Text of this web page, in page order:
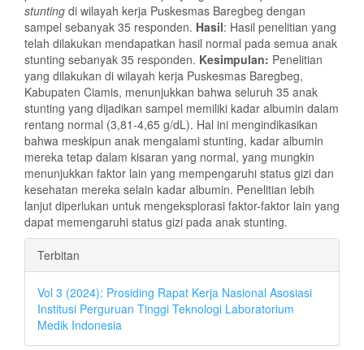
stunting di wilayah kerja Puskesmas Baregbeg dengan
sampel sebanyak 35 responden. Hasil: Hasil penelitian yang
telah dilakukan mendapatkan hasil normal pada semua anak
stunting sebanyak 35 responden. Kesimpulan: Penelitian
yang dilakukan di wilayah kerja Puskesmas Baregbeg,
Kabupaten Ciamis, menunjukkan bahwa seluruh 35 anak
stunting yang dijadikan sampel memiliki kadar albumin dalam
rentang normal (3,81-4,65 g/dL). Hal ini mengindikasikan
bahwa meskipun anak mengalami stunting, kadar albumin
mereka tetap dalam kisaran yang normal, yang mungkin
menunjukkan faktor lain yang mempengaruhi status gizi dan
kesehatan mereka selain kadar albumin. Penelitian lebih
lanjut diperlukan untuk mengeksplorasi faktor-faktor lain yang
dapat memengaruhi status gizi pada anak stunting.
Rincian
Artikel
Terbitan
Vol 3 (2024): Prosiding Rapat Kerja Nasional Asosiasi
Institusi Perguruan Tinggi Teknologi Laboratorium
Medik Indonesia